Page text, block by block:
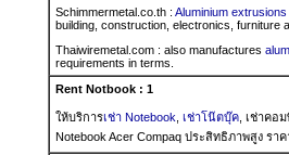
Schimmermetal.co.th : Aluminium extrusions
building, construction, electronics, furniture
Thaiwiremetal.com : also manufactures
requirements in terms.
Rent Notbook : 1
ให้บริการเช่า Notebook เช่าโน๊ตบุ๊ค , เช่าคอ
Notebook Acer Compaq ประสิทธิภาพสูง ร